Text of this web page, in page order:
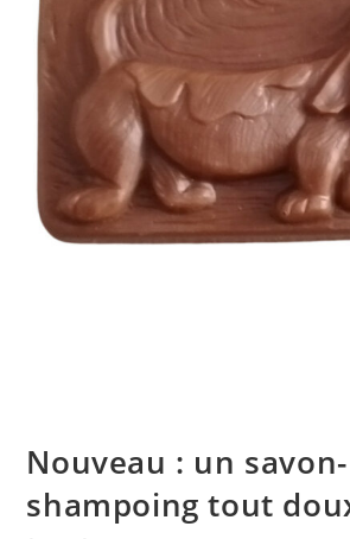
Nouveau : un savon-
shampoing tout